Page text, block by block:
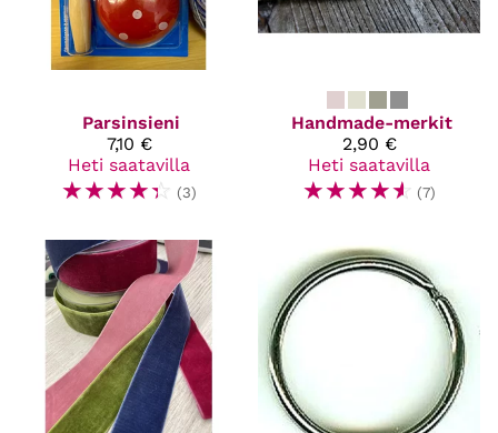
Parsinsieni
7,10 €
Heti saatavilla
☆☆☆☆☆ (3)
Handmade-merkit
2,90 €
Heti saatavilla
☆☆☆☆☆ (7)